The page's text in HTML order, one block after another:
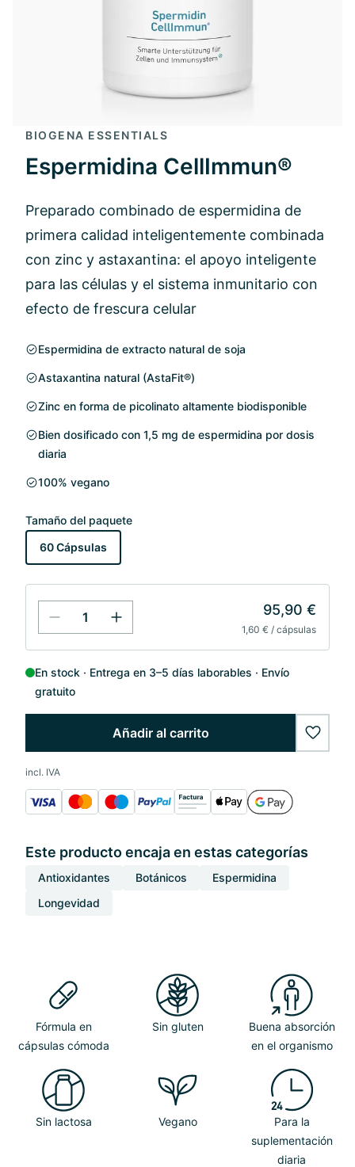
BIOGENA ESSENTIALS
Espermidina CellImmun®
Preparado combinado de espermidina de
primera calidad inteligentemente combinada
con zinc y astaxantina: el apoyo inteligente
para las células y el sistema inmunitario con
efecto de frescura celular
Espermidina de extracto natural de soja
Astaxantina natural (AstaFit®)
Zinc en forma de picolinato altamente biodisponible
Bien dosificado con 1,5 mg de espermidina por dosis
diaria
100% vegano
Tamaño del paquete
60 Cápsulas
95,90 €
1,60 € / cápsulas
En stock Entrega en 3–5 días laborables
Envío
gratuito
Añadir al carrito
incl. IVA
Este producto encaja en estas categorías
Antioxidantes Botánicos
Espermidina
Longevidad
Fórmula en
cápsulas cómoda
Sin gluten
Buena absorción
en el organismo
Sin lactosa Vegano
Para la
suplementación
diaria